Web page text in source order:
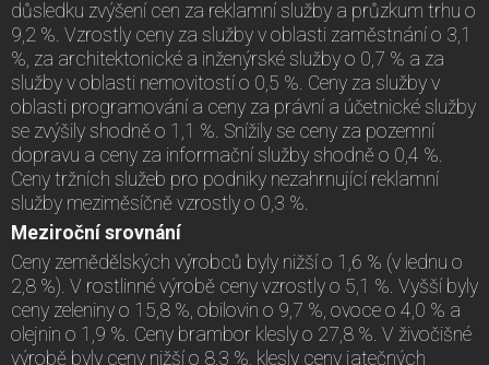
důsledku zvýšení cen za reklamní služby a průzkum trhu o
9,2 %. Vzrostly ceny za služby v oblasti zaměstnání o 3,1
%, za architektonické a inženýrské služby o 0,7 % a za
služby v oblasti nemovitostí o 0,5 %. Ceny za služby v
oblasti programování a ceny za právní a účetnické služby
se zvýšily shodně o 1,1 %. Snížily se ceny za pozemní
dopravu a ceny za informační služby shodně o 0,4 %.
Ceny tržních služeb pro podniky nezahrnující reklamní
služby meziměsíčně vzrostly o 0,3 %.
Meziroční srovnání
Ceny zemědělských výrobců byly nižší o 1,6 % (v lednu o
2,8 %). V rostlinné výrobě ceny vzrostly o 5,1 %. Vyšší byly
ceny zeleniny o 15,8 %, obilovin o 9,7 %, ovoce o 4,0 % a
olejnin o 1,9 %. Ceny brambor klesly o 27,8 %. V živočišné
výrobě byly ceny nižší o 8,3 %, klesly ceny jatečných